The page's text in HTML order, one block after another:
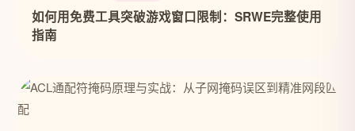
如何用免费工具突破游戏窗口限制：SRWE完整使用
指南